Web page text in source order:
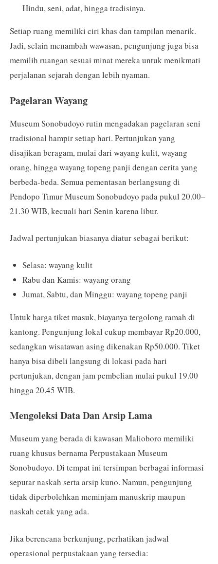
Hindu, seni, adat, hingga tradisinya.
Setiap ruang memiliki ciri khas dan tampilan menarik.
Jadi, selain menambah wawasan, pengunjung juga bisa
memilih ruangan sesuai minat mereka untuk menikmati
perjalanan sejarah dengan lebih nyaman.
Pagelaran Wayang
Museum Sonobudoyo rutin mengadakan pagelaran seni
tradisional hampir setiap hari. Pertunjukan yang
disajikan beragam, mulai dari wayang kulit, wayang
orang, hingga wayang topeng panji dengan cerita yang
berbeda-beda. Semua pementasan berlangsung di
Pendopo Timur Museum Sonobudoyo pada pukul 20.00–
21.30 WIB, kecuali hari Senin karena libur.
Jadwal pertunjukan biasanya diatur sebagai berikut:
Selasa: wayang kulit
Rabu dan Kamis: wayang orang
Jumat, Sabtu, dan Minggu: wayang topeng panji
Untuk harga tiket masuk, biayanya tergolong ramah di
kantong. Pengunjung lokal cukup membayar Rp20.000,
sedangkan wisatawan asing dikenakan Rp50.000. Tiket
hanya bisa dibeli langsung di lokasi pada hari
pertunjukan, dengan jam pembelian mulai pukul 19.00
hingga 20.45 WIB.
Mengoleksi Data Dan Arsip Lama
Museum yang berada di kawasan Malioboro memiliki
ruang khusus bernama Perpustakaan Museum
Sonobudoyo. Di tempat ini tersimpan berbagai informasi
seputar naskah serta arsip kuno. Namun, pengunjung
tidak diperbolehkan meminjam manuskrip maupun
naskah cetak yang ada.
Jika berencana berkunjung, perhatikan jadwal
operasional perpustakaan yang tersedia: